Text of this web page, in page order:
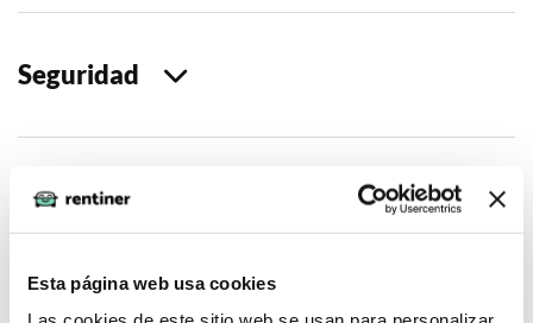
Esta página web usa cookies
Seguridad
Multimedia